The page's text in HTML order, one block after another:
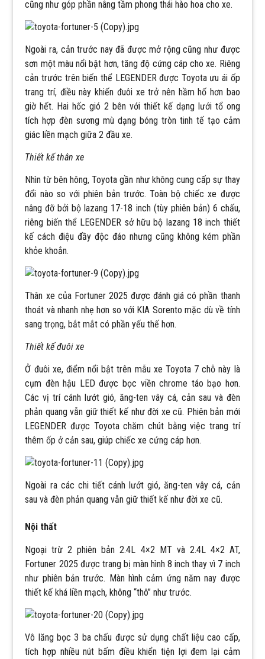
cũng như góp phần nâng tầm phong thái hào hoa cho xe.
Ngoài ra, cản trước nay đã được mở rộng cũng như được
sơn một màu nổi bật hơn, tăng độ cứng cáp cho xe. Riêng
cản trước trên biến thể LEGENDER được Toyota ưu ái ốp
trang trí, điều này khiến đuôi xe trở nên hầm hố hơn bao
giờ hết. Hai hốc gió 2 bên với thiết kế dạng lưới tổ ong
tích hợp đèn sương mù dạng bóng tròn tinh tế tạo cảm
giác liền mạch giữa 2 đầu xe.
Thiết kế thân xe
Nhìn từ bên hông, Toyota gần như không cung cấp sự thay
đổi nào so với phiên bản trước. Toàn bộ chiếc xe được
nâng đỡ bởi bộ lazang 17-18 inch (tùy phiên bản) 6 chấu,
riêng biến thể LEGENDER sở hữu bộ lazang 18 inch thiết
kế cách điệu đầy độc đáo nhưng cũng không kém phần
khỏe khoắn.
Thân xe của Fortuner 2025 được đánh giá có phần thanh
thoát và nhanh nhẹ hơn so với KIA Sorento mặc dù về tính
sang trọng, bắt mắt có phần yếu thế hơn.
Thiết kế đuôi xe
Ở đuôi xe, điểm nổi bật trên mẫu xe Toyota 7 chỗ này là
cụm đèn hậu LED được bọc viền chrome táo bạo hơn.
Các vị trí cánh lướt gió, ăng-ten vây cá, cản sau và đèn
phản quang vẫn giữ thiết kế như đời xe cũ. Phiên bản mới
LEGENDER được Toyota chăm chút bằng việc trang trí
thêm ốp ở cản sau, giúp chiếc xe cứng cáp hơn.
Ngoài ra các chi tiết cánh lướt gió, ăng-ten vây cá, cản
sau và đèn phản quang vẫn giữ thiết kế như đời xe cũ.
Nội thất
Ngoại trừ 2 phiên bản 2.4L 4×2 MT và 2.4L 4×2 AT,
Fortuner 2025 được trang bị màn hình 8 inch thay vì 7 inch
như phiên bản trước. Màn hình cảm ứng năm nay được
thiết kế khá liền mạch, không “thô” như trước.
Vô lăng bọc 3 ba chấu được sử dụng chất liệu cao cấp,
tích hợp nhiều nút bấm điều khiển tiện lợi đem lại cảm